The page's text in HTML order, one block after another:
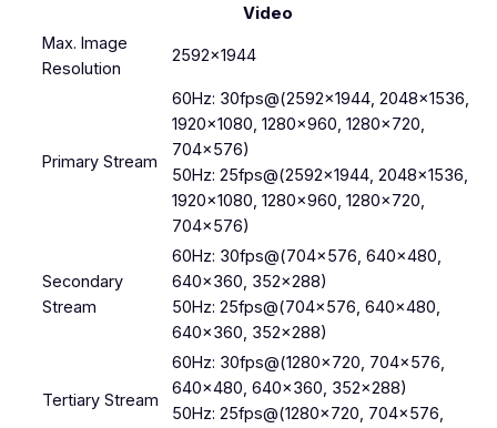
Video
Max. Image
Resolution
2592×1944
Primary Stream
60Hz: 30fps@(2592×1944, 2048×1536,
1920×1080, 1280×960, 1280×720,
704×576)
50Hz: 25fps@(2592×1944, 2048×1536,
1920×1080, 1280×960, 1280×720,
704×576)
Secondary
Stream
60Hz: 30fps@(704×576, 640×480,
640×360, 352×288)
50Hz: 25fps@(704×576, 640×480,
640×360, 352×288)
Tertiary Stream
60Hz: 30fps@(1280×720, 704×576,
640×480, 640×360, 352×288)
50Hz: 25fps@(1280×720, 704×576,